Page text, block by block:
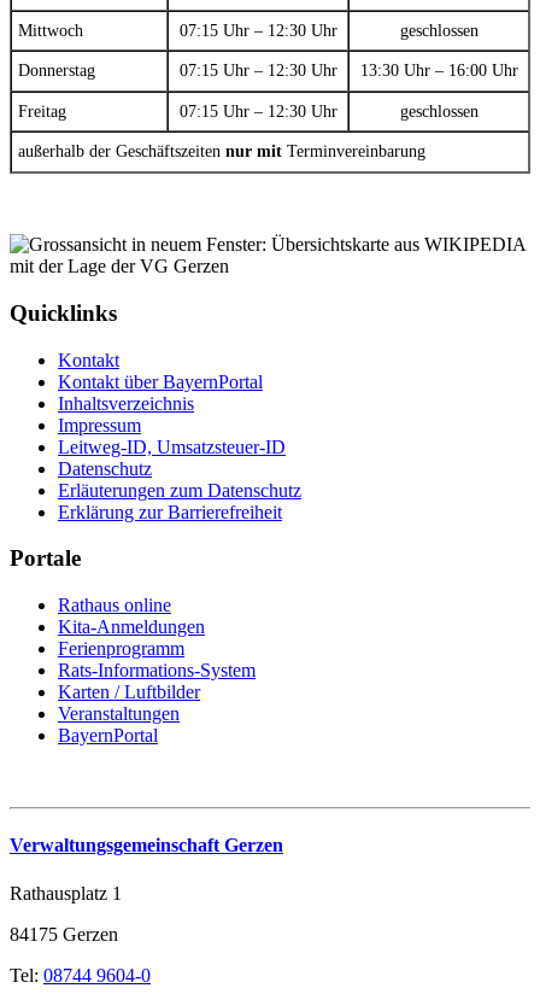
Mittwoch 07:15 Uhr – 12:30 Uhr geschlossen
Donnerstag 07:15 Uhr – 12:30 Uhr 13:30 Uhr – 16:00 Uhr
Freitag 07:15 Uhr – 12:30 Uhr geschlossen
außerhalb der Geschäftszeiten nur mit Terminvereinbarung
Quicklinks
Kontakt
Kontakt über BayernPortal
Inhaltsverzeichnis
Impressum
Leitweg-ID, Umsatzsteuer-ID
Datenschutz
Erläuterungen zum Datenschutz
Erklärung zur Barrierefreiheit
Portale
Rathaus online
Kita-Anmeldungen
Ferienprogramm
Rats-Informations-System
Karten / Luftbilder
Veranstaltungen
BayernPortal
Verwaltungsgemeinschaft Gerzen
Rathausplatz 1
84175 Gerzen
Tel: 08744 9604-0